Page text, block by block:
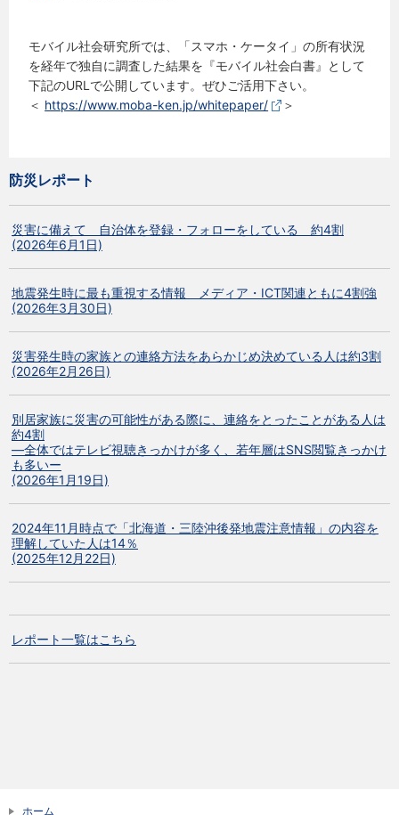
モバイル社会研究所では、「スマホ・ケータイ」の所有状況
を経年で独自に調査した結果を『モバイル社会白書』として
下記のURLで公開しています。ぜひご活用下さい。
＜ https://www.moba-ken.jp/whitepaper/ ＞
防災レポート
災害に備えて 自治体を登録・フォローをしている 約4割
(2026年6月1日)
地震発生時に最も重視する情報 メディア・ICT関連ともに4割強
(2026年3月30日)
災害発生時の家族との連絡方法をあらかじめ決めている人は約3割
(2026年2月26日)
別居家族に災害の可能性がある際に、連絡をとったことがある人は
約4割
―全体ではテレビ視聴きっかけが多く、若年層はSNS閲覧きっかけ
も多いー
(2026年1月19日)
2024年11月時点で「北海道・三陸沖後発地震注意情報」の内容を
理解していた人は14％
(2025年12月22日)
レポート一覧はこちら
ホーム